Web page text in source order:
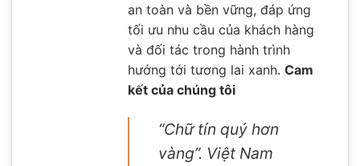
an toàn và bền vững, đáp ứng
tối ưu nhu cầu của khách hàng
và đối tác trong hành trình
hướng tới tương lai xanh. Cam
kết của chúng tôi
“Chữ tín quý hơn
vàng”. Việt Nam